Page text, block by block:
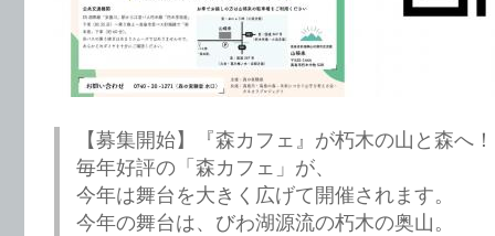
【募集開始】『森カフェ』が朽木の山と森へ
毎年好評の「森カフェ」が、
今年は舞台を大きく広げて開催されます。
今年の舞台は、びわ湖源流の朽木の奥山。